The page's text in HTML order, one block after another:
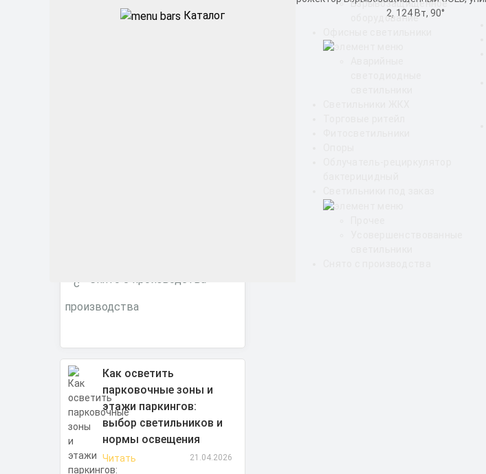
Каталог
Взрывозащищенное
оборудование
Снято с производства
Как осветить
парковочные зоны и
этажи паркингов:
выбор светильников и
нормы освещения
Читать 21.04.2026